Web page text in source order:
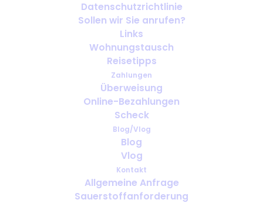
Datenschutzrichtlinie
Sollen wir Sie anrufen?
Links
Wohnungstausch
Reisetipps
Zahlungen
Überweisung
Online-Bezahlungen
Scheck
Blog/Vlog
Blog
Vlog
Kontakt
Allgemeine Anfrage
Sauerstoffanforderung
Wie weit im Voraus sollte man
Sauerstoff für die Reise